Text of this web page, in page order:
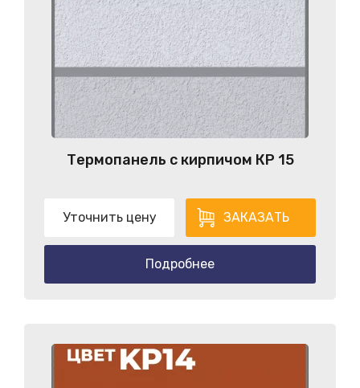
Термопанель с кирпичом КP 15
Уточнить цену ЗАКАЗАТЬ
Подробнее